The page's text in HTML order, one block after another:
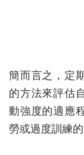
簡而言之，定
的方法來評估
動強度的適應
勞或過度訓練的